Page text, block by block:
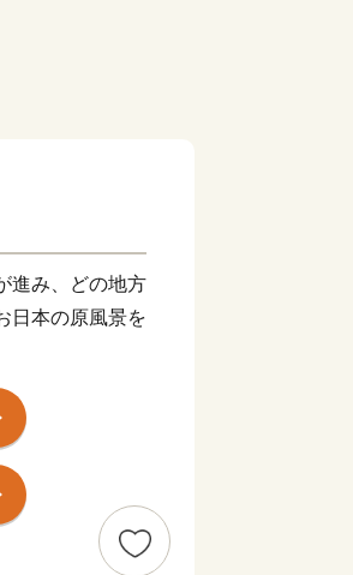
進み、どの地方
日本の原風景を
水は、町全体へ
畜は、もちろん
級銘柄”佐賀
産大臣賞）を